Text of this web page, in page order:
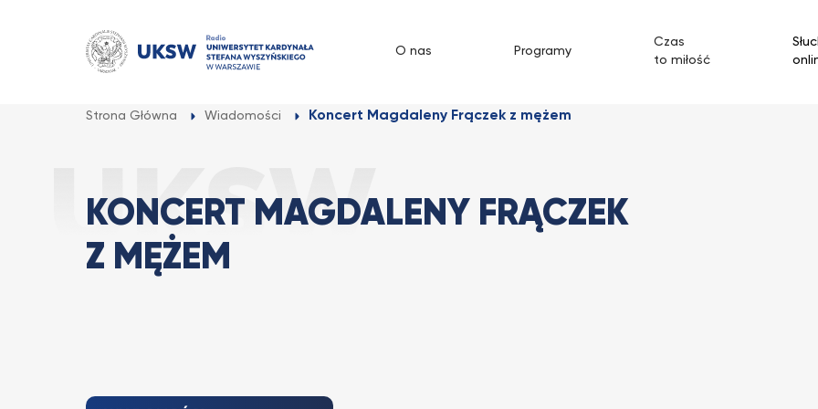
O nas Programy
Czas
to miłość
Strona Główna Wiadomości Koncert Magdaleny Frączek z mężem
KONCERT MAGDALENY FRĄCZEK
Z MĘŻEM